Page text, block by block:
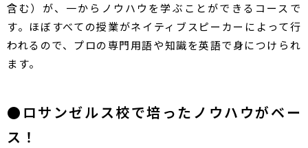
含む）が、一からノウハウを学ぶことができるコースで
す。ほぼすべての授業がネイティブスピーカーによって行
われるので、プロの専門用語や知識を英語で身につけられ
ます。
●ロサンゼルス校で培ったノウハウがベー
ス！